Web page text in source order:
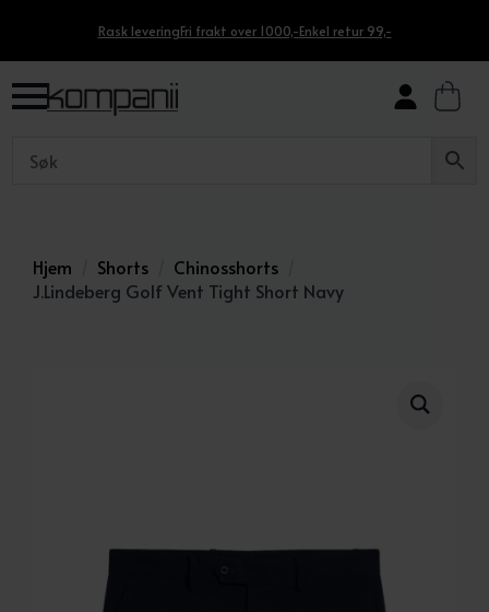
Rask leveringFri frakt over 1000,-Enkel retur 99,-
Hjem Shorts
Chinosshorts
J.Lindeberg Golf Vent Tight Short Navy